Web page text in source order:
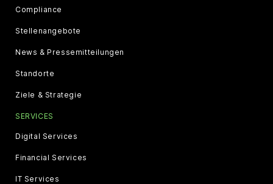
Compliance
Stellenangebote
News & Pressemitteilungen
Standorte
Ziele & Strategie
SERVICES
Digital Services
Financial Services
IT Services